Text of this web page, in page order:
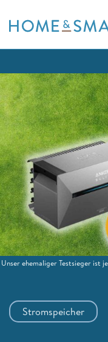
to
Stromspeicher
Unser ehemaliger Testsieger ist